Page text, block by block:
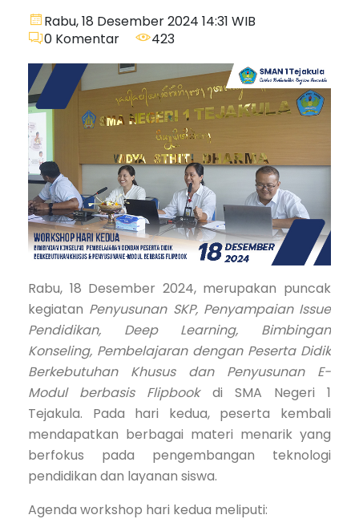
Rabu, 18 Desember 2024 14:31 WIB
0 Komentar 423
Rabu, 18 Desember 2024, merupakan puncak
kegiatan Penyusunan SKP, Penyampaian Issue
Pendidikan, Deep Learning, Bimbingan
Konseling, Pembelajaran dengan Peserta Didik
Berkebutuhan Khusus dan Penyusunan E-
Modul berbasis Flipbookdi SMA Negeri 1
Tejakula. Pada hari kedua, peserta kembali
mendapatkan berbagai materi menarik yang
berfokus pada pengembangan teknologi
pendidikan dan layanan siswa.
Agenda workshop hari kedua meliputi: